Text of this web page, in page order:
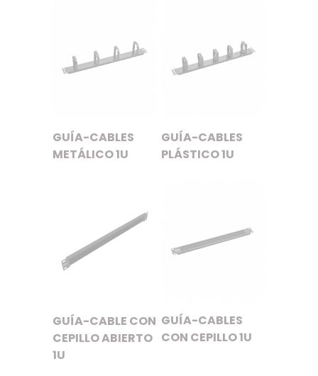
GUÍA-CABLES
METÁLICO 1U
GUÍA-CABLES
PLÁSTICO 1U
GUÍA-CABLE CON
CEPILLO ABIERTO
1U
GUÍA-CABLES
CON CEPILLO 1U